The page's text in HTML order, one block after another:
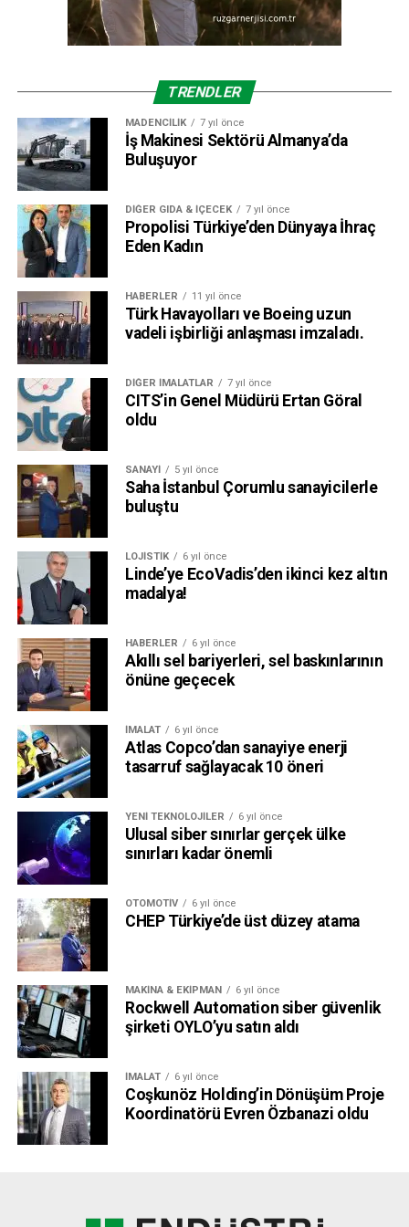
güçlendiriyor
editor
TRENDLER
MADENCILIK 7 yıl önce
İş Makinesi Sektörü Almanya’da
Buluşuyor
DIĞER GIDA & İÇECEK 7 yıl önce
Propolisi Türkiye’den Dünyaya İhraç
Eden Kadın
HABERLER 11 yıl önce
Türk Havayolları ve Boeing uzun
vadeli işbirliği anlaşması imzaladı.
DIĞER İMALATLAR 7 yıl önce
CITS’in Genel Müdürü Ertan Göral
oldu
SANAYI 5 yıl önce
Saha İstanbul Çorumlu sanayicilerle
buluştu
LOJISTIK 6 yıl önce
Linde’ye EcoVadis’den ikinci kez altın
madalya!
HABERLER 6 yıl önce
Akıllı sel bariyerleri, sel baskınlarının
önüne geçecek
İMALAT 6 yıl önce
Atlas Copco’dan sanayiye enerji
tasarruf sağlayacak 10 öneri
YENI TEKNOLOJILER 6 yıl önce
Ulusal siber sınırlar gerçek ülke
sınırları kadar önemli
OTOMOTIV 6 yıl önce
CHEP Türkiye’de üst düzey atama
MAKINA & EKIPMAN 6 yıl önce
Rockwell Automation siber güvenlik
şirketi OYLO’yu satın aldı
İMALAT 6 yıl önce
Coşkunöz Holding’in Dönüşüm Proje
Koordinatörü Evren Özbanazi oldu